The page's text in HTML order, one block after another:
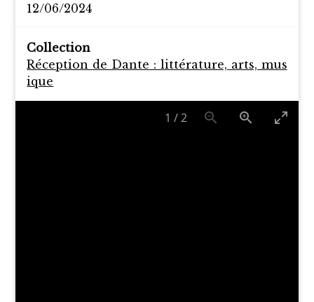
12/06/2024
Collection
Réception de Dante : littérature, arts, mus
ique
1 /2